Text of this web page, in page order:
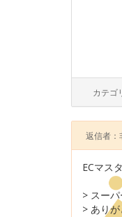
カテゴ
返信者：
ECマス
> スー
> ありが